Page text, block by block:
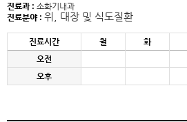
진료과 : 소화기내과
진료분야 : 위, 대장 및 식도질환
진료시간 월 화
오전
오후